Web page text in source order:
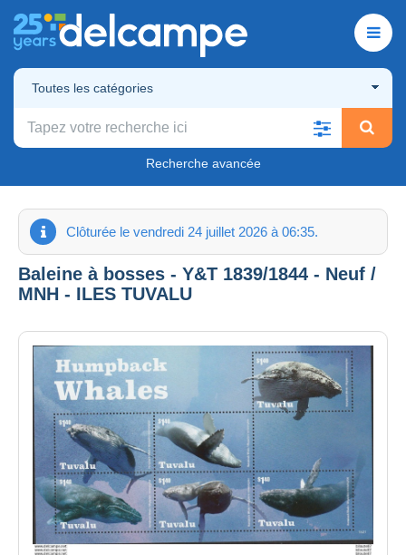
Toutes les catégories
Recherche avancée
Clôturée le vendredi 24 juillet 2026 à 06:35.
Baleine à bosses - Y&T 1839/1844 - Neuf /
MNH - ILES TUVALU